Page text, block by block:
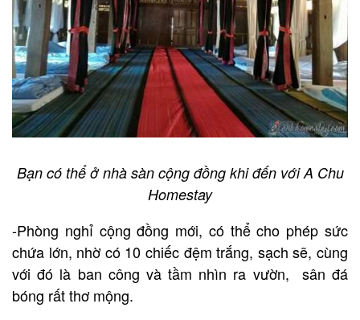
Bạn có thể ở nhà sàn cộng đồng khi đến với A Chu
Homestay
-Phòng nghỉ cộng đồng mới, có thể cho phép sức
chứa lớn, nhờ có 10 chiếc đệm trắng, sạch sẽ, cùng
với đó là ban công và tầm nhìn ra vườn, sân đá
bóng rất thơ mộng.